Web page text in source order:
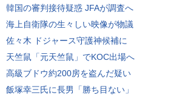
韓国の審判接待疑惑 JFAが調査へ
海上自衛隊の生々しい映像が物議
佐々木 ドジャース守護神候補に
天竺鼠「元天竺鼠」でKOC出場へ
高級ブドウ約200房を盗んだ疑い
飯塚幸三氏に長男「勝ち目ない」